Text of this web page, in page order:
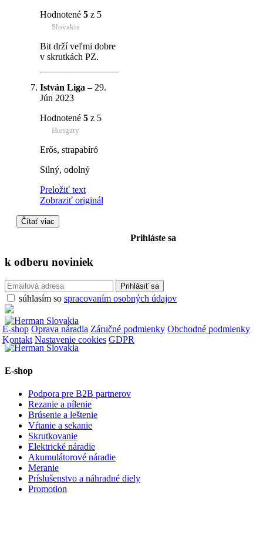
Hodnotené 5 z 5
Slovakia
Bit drží veľmi dobre
v skrutkách PZ.
István Liga – 29.
Jún 2023
Hodnotené 5 z 5
Hungary
Erős, strapabíró
Silný, odolný
Preložiť text
Zobraziť originál
Čítať viac
Prihláste sa
k odberu noviniek
súhlasím so spracovaním osobných údajov
E-shop Oprava náradia Záručné podmienky Obchodné podmienky
Kontakt Nastavenie cookies GDPR
E-shop
Podpora pre B2B partnerov
Rezanie a pílenie
Brúsenie a leštenie
Vŕtanie a sekanie
Skrutkovanie
Elektrické náradie
Akumulátorové náradie
Meranie
Príslušenstvo a náhradné diely
Promotion